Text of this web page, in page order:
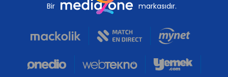
Bir markasıdır.